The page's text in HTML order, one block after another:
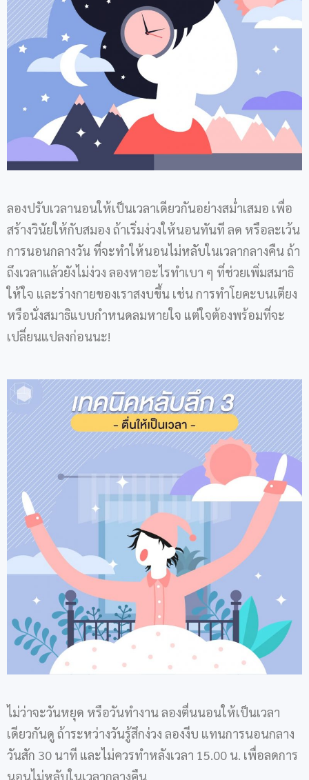
ลองปรับเวลานอนให้เป็นเวลาเดียวกันอย่างสม่ำเสมอ เพื่อ
สร้างวินัยให้กับสมอง ถ้าเริ่มง่วงให้นอนทันที ลด หรือละเว้น
การนอนกลางวัน ที่จะทำให้นอนไม่หลับในเวลากลางคืน ถ้า
ถึงเวลาแล้วยังไม่ง่วง ลองหาอะไรทำเบา ๆ ที่ช่วยเพิ่มสมาธิ
ให้ใจ และร่างกายของเราสงบขึ้น เช่น การทำโยคะบนเตียง
หรือนั่งสมาธิแบบกำหนดลมหายใจ แต่ใจต้องพร้อมที่จะ
เปลี่ยนแปลงก่อนนะ!
ไม่ว่าจะวันหยุด หรือวันทำงาน ลองตื่นนอนให้เป็นเวลา
เดียวกันดู ถ้าระหว่างวันรู้สึกง่วง ลองงีบ แทนการนอนกลาง
วันสัก 30 นาที และไม่ควรทำหลังเวลา 15.00 น. เพื่อลดการ
นอนไม่หลับในเวลากลางคืน